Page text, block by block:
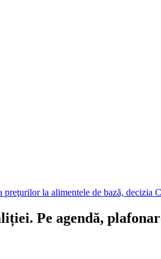
la alimentele de bază, decizia
Pe agendă,